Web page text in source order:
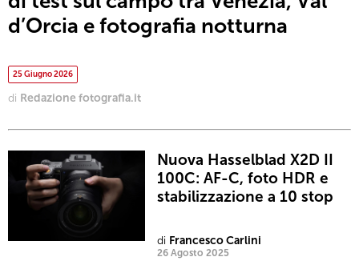
d’Orcia e fotografia notturna
25 Giugno 2026
di Redazione fotografia.it
Nuova Hasselblad X2D II
100C: AF-C, foto HDR e
stabilizzazione a 10 stop
di Francesco Carlini
26 Agosto 2025